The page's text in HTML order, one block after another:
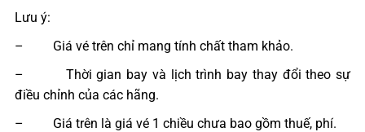
Lưu ý:
– Giá vé trên chỉ mang tính chất tham khảo.
– Thời gian bay và lịch trình bay thay đổi theo sự
điều chỉnh của các hãng.
– Giá trên là giá vé 1 chiều chưa bao gồm thuế, phí.